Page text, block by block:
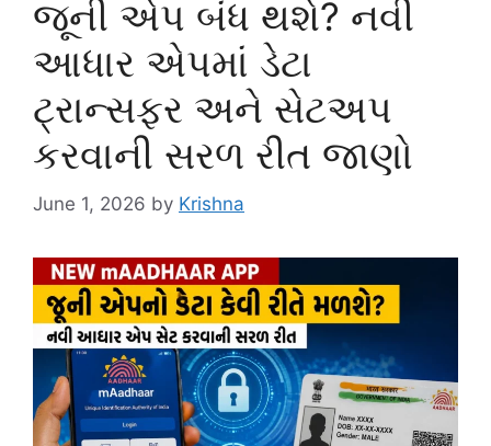
જૂની એપ બંધ થશે? નવી
આધાર એપમાં ડેટા
ટ્રાન્સફર અને સેટઅપ
કરવાની સરળ રીત જાણો
June 1, 2026 by Krishna